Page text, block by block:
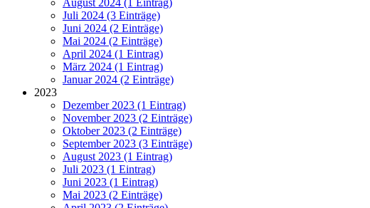
August 2024 (1 Eintrag)
Juli 2024 (3 Einträge)
Juni 2024 (2 Einträge)
Mai 2024 (2 Einträge)
April 2024 (1 Eintrag)
März 2024 (1 Eintrag)
Januar 2024 (2 Einträge)
2023
Dezember 2023 (1 Eintrag)
November 2023 (2 Einträge)
Oktober 2023 (2 Einträge)
September 2023 (3 Einträge)
August 2023 (1 Eintrag)
Juli 2023 (1 Eintrag)
Juni 2023 (1 Eintrag)
Mai 2023 (2 Einträge)